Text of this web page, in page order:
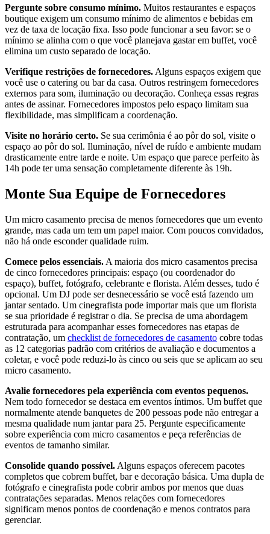
Pergunte sobre consumo mínimo. Muitos restaurantes e espaços
boutique exigem um consumo mínimo de alimentos e bebidas em
vez de taxa de locação fixa. Isso pode funcionar a seu favor: se o
mínimo se alinha com o que você planejava gastar em buffet, você
elimina um custo separado de locação.
Verifique restrições de fornecedores. Alguns espaços exigem que
você use o catering ou bar da casa. Outros restringem fornecedores
externos para som, iluminação ou decoração. Conheça essas regras
antes de assinar. Fornecedores impostos pelo espaço limitam sua
flexibilidade, mas simplificam a coordenação.
Visite no horário certo. Se sua cerimônia é ao pôr do sol, visite o
espaço ao pôr do sol. Iluminação, nível de ruído e ambiente mudam
drasticamente entre tarde e noite. Um espaço que parece perfeito às
14h pode ter uma sensação completamente diferente às 19h.
Monte Sua Equipe de Fornecedores
Um micro casamento precisa de menos fornecedores que um evento
grande, mas cada um tem um papel maior. Com poucos convidados,
não há onde esconder qualidade ruim.
Comece pelos essenciais. A maioria dos micro casamentos precisa
de cinco fornecedores principais: espaço (ou coordenador do
espaço), buffet, fotógrafo, celebrante e florista. Além desses, tudo é
opcional. Um DJ pode ser desnecessário se você está fazendo um
jantar sentado. Um cinegrafista pode importar mais que um florista
se sua prioridade é registrar o dia. Se precisa de uma abordagem
estruturada para acompanhar esses fornecedores nas etapas de
contratação, um checklist de fornecedores de casamento cobre todas
as 12 categorias padrão com critérios de avaliação e documentos a
coletar, e você pode reduzi-lo às cinco ou seis que se aplicam ao seu
micro casamento.
Avalie fornecedores pela experiência com eventos pequenos.
Nem todo fornecedor se destaca em eventos íntimos. Um buffet que
normalmente atende banquetes de 200 pessoas pode não entregar a
mesma qualidade num jantar para 25. Pergunte especificamente
sobre experiência com micro casamentos e peça referências de
eventos de tamanho similar.
Consolide quando possível. Alguns espaços oferecem pacotes
completos que cobrem buffet, bar e decoração básica. Uma dupla de
fotógrafo e cinegrafista pode cobrir ambos por menos que duas
contratações separadas. Menos relações com fornecedores
significam menos pontos de coordenação e menos contratos para
gerenciar.